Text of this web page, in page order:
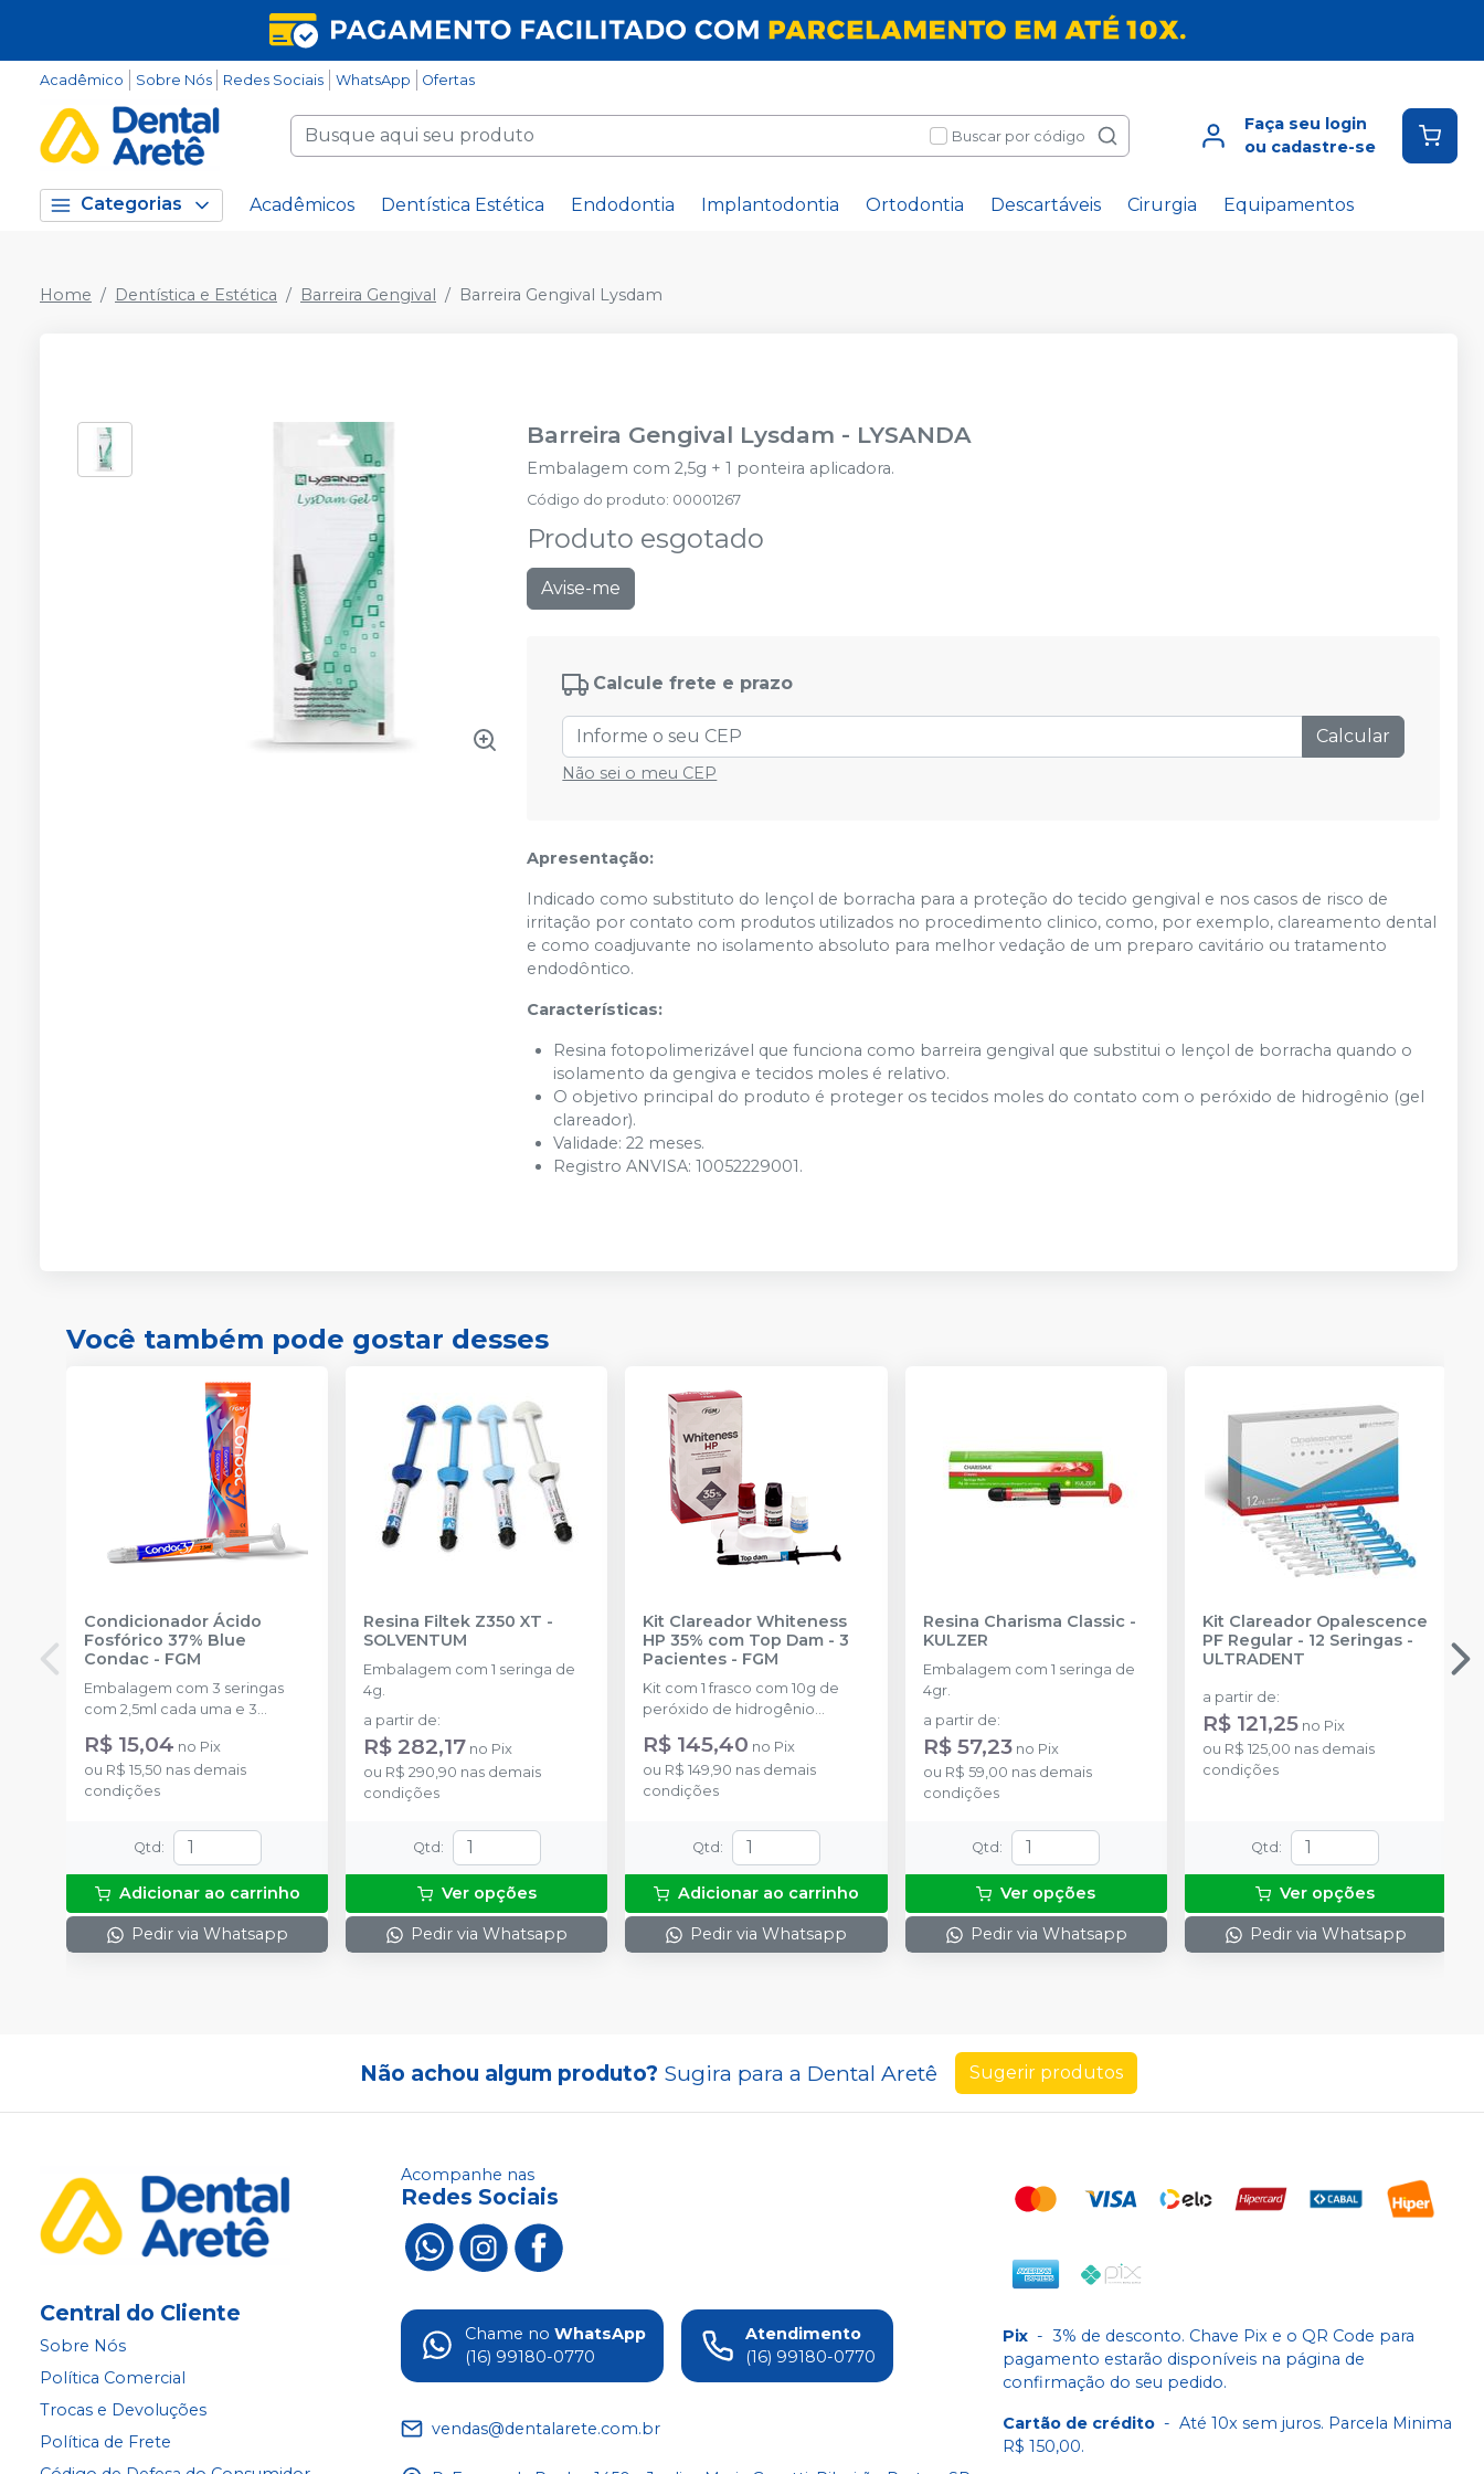
Acadêmico Sobre Nós Redes Sociais WhatsApp Ofertas
Buscar por código
Faça seu login
ou cadastre-se
Categorias Acadêmicos Dentística Estética Endodontia Implantodontia Ortodontia Descartáveis Cirurgia Equipamentos
Home Dentística e Estética Barreira Gengival Barreira Gengival Lysdam
Barreira Gengival Lysdam - LYSANDA
Embalagem com 2,5g + 1 ponteira aplicadora.
Código do produto: 00001267
Produto esgotado
Avise-me
Calcule frete e prazo
Calcular
Não sei o meu CEP
Apresentação:
Indicado como substituto do lençol de borracha para a proteção do tecido gengival e nos casos de risco de
irritação por contato com produtos utilizados no procedimento clinico, como, por exemplo, clareamento dental
e como coadjuvante no isolamento absoluto para melhor vedação de um preparo cavitário ou tratamento
endodôntico.
Características:
Resina fotopolimerizável que funciona como barreira gengival que substitui o lençol de borracha quando o
isolamento da gengiva e tecidos moles é relativo.
O objetivo principal do produto é proteger os tecidos moles do contato com o peróxido de hidrogênio (gel
clareador).
Validade: 22 meses.
Registro ANVISA: 10052229001.
Você também pode gostar desses
Condicionador Ácido
Fosfórico 37% Blue
Condac - FGM
Embalagem com 3 seringas
com 2,5ml cada uma e 3
R$ 15,04 no Pix
ou R$ 15,50 nas demais
condições
Qtd :
Adicionar ao carrinho
Pedir via Whatsapp
Resina Filtek Z350 XT -
SOLVENTUM
Embalagem com 1 seringa de
4g.
a partir de:
R$ 282,17 no Pix
ou R$ 290,90 nas demais
condições
Qtd :
Ver opções
Pedir via Whatsapp
Kit Clareador Whiteness
HP 35% com Top Dam - 3
Pacientes - FGM
Kit com 1 frasco com 10g de
peróxido de hidrogênio
de espessante + 1 frasco com
2g de solução Neutralize
(neutralizante de peróxidos) + 1
preparo do gel e 1 Top Dam
com 2g.
R$ 145,40 no Pix
ou R$ 149,90 nas demais
condições
Qtd :
Adicionar ao carrinho
Pedir via Whatsapp
Resina Charisma Classic-
KULZER
Embalagem com 1 seringa de
4gr.
a partir de:
R$ 57,23 no Pix
ou R$ 59,00 nas demais
condições
Qtd :
Ver opções
Pedir via Whatsapp
Kit Clareador Opalescence
PF Regular - 12 Seringas-
ULTRADENT
a partir de:
R$ 121,25 no Pix
ou R$ 125,00 nas demais
condições
Qtd :
Ver opções
Pedir via Whatsapp
Não achou algum produto? Sugira para a Dental Aretê Sugerir produtos
Central do Cliente
Sobre Nós
Política Comercial
Trocas e Devoluções
Política de Frete
Acompanhe nas
Redes Sociais
Chame no WhatsApp
(16) 99180-0770
Atendimento
(16) 99180-0770
vendas@dentalarete.com.br
Pix - 3% de desconto. Chave Pix e o QR Code para
pagamento estarão disponíveis na página de
confirmação do seu pedido.
Cartão de crédito - Até 10x sem juros. Parcela Minima
R$ 150,00.